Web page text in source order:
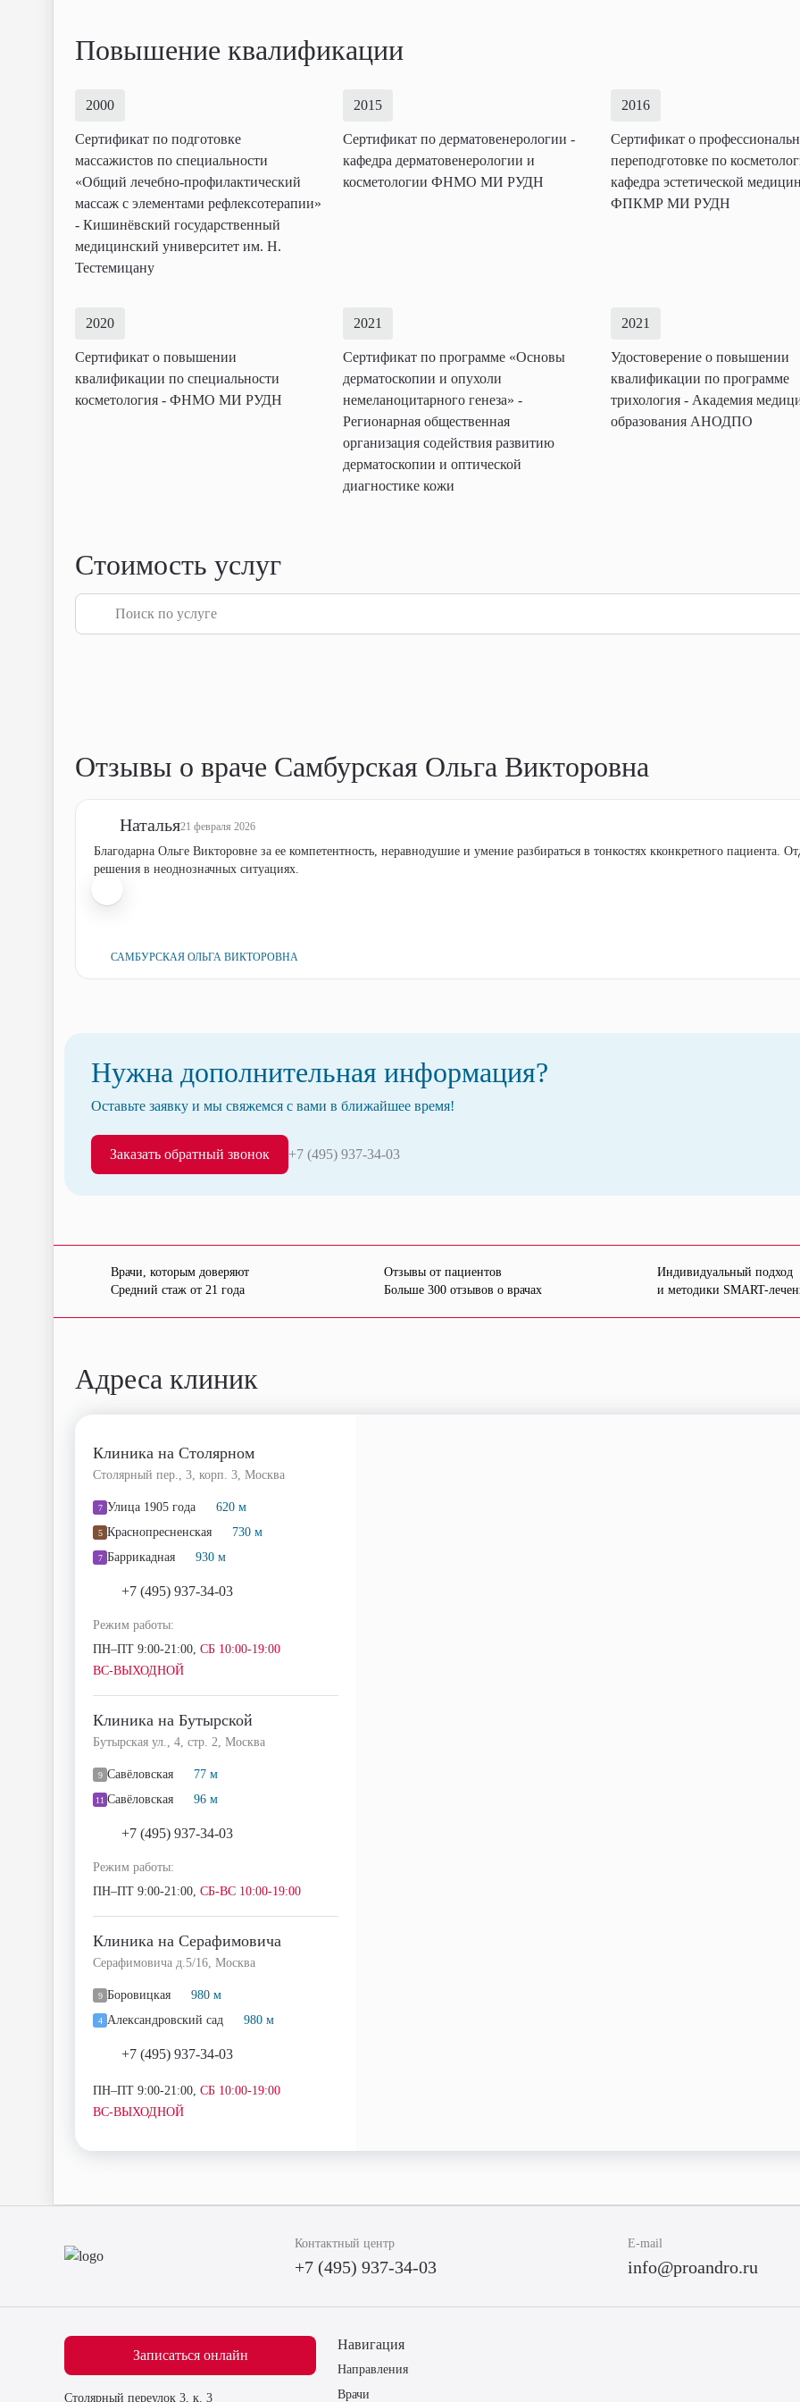
Повышение квалификации
2000
Сертификат по подготовке
массажистов по специальности
«Общий лечебно-профилактический
массаж с элементами рефлексотерапии»
- Кишинёвский государственный
медицинский университет им. Н.
Тестемицану
2015
Сертификат по дерматовенерологии -
кафедра дерматовенерологии и
косметологии ФНМО МИ РУДН
2016
Сертификат о
переподготовке по
кафедра эстетической
ФПКМР МИ РУДН
2020
Сертификат о повышении
квалификации по специальности
косметология - ФНМО МИ РУДН
2021
Сертификат по программе «Основы
дерматоскопии и опухоли
немеланоцитарного генеза» -
Регионарная общественная
организация содействия развитию
дерматоскопии и оптической
диагностике кожи
2021
Удостоверение о повышении
квалификации по программе
трихология - Академия
образования АНОДПО
Стоимость услуг
Отзывы о враче Самбурская Ольга Викторовна
Наталья21 февраля 2026
Благодарна Ольге Викторовне за ее компетентность, неравнодушие и умение разбираться в тонкостях кконкретного пациента. Отдельное спасибо за способность принимать
решения в неоднозначных ситуациях.
САМБУРСКАЯ ОЛЬГА ВИКТОРОВНА
Нужна дополнительная информация?
Оставьте заявку и мы свяжемся с вами в ближайшее время!
Заказать обратный звонок +7 (495) 937-34-03
Врачи, которым доверяют
Средний стаж от 21 года
Отзывы от пациентов
Больше 300 отзывов о врачах
Индивидуальный подход
и методики SMART-
Адреса клиник
Клиника на Столярном
Столярный пер., 3, корп. 3, Москва
7 Улица 1905 года 620 м
5 Краснопресненская 730 м
7 Баррикадная 930 м
+7 (495) 937-34-03
Режим работы:
ПН–ПТ 9:00-21:00, СБ 10:00-19:00
ВС-ВЫХОДНОЙ
Клиника на Бутырской
Бутырская ул., 4, стр. 2, Москва
9 Савёловская 77 м
11 Савёловская 96 м
+7 (495) 937-34-03
Режим работы:
ПН–ПТ 9:00-21:00, СБ-ВС 10:00-19:00
Клиника на Серафимовича
Серафимовича д.5/16, Москва
9 Боровицкая 980 м
4 Александровский сад 980 м
+7 (495) 937-34-03
ПН–ПТ 9:00-21:00, СБ 10:00-19:00
ВС-ВЫХОДНОЙ
Контактный центр
+7 (495) 937-34-03
E-mail
info@proandro.ru
Записаться онлайн
Столярный переулок 3, к. 3
Навигация
Направления
Врачи